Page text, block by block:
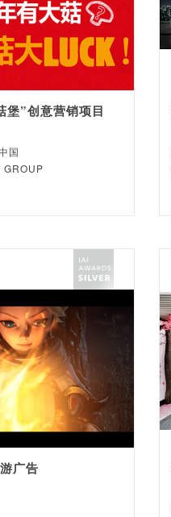
堡”创意营销项目
国
GROUP
广告